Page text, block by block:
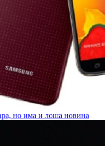
но има и лоша новина